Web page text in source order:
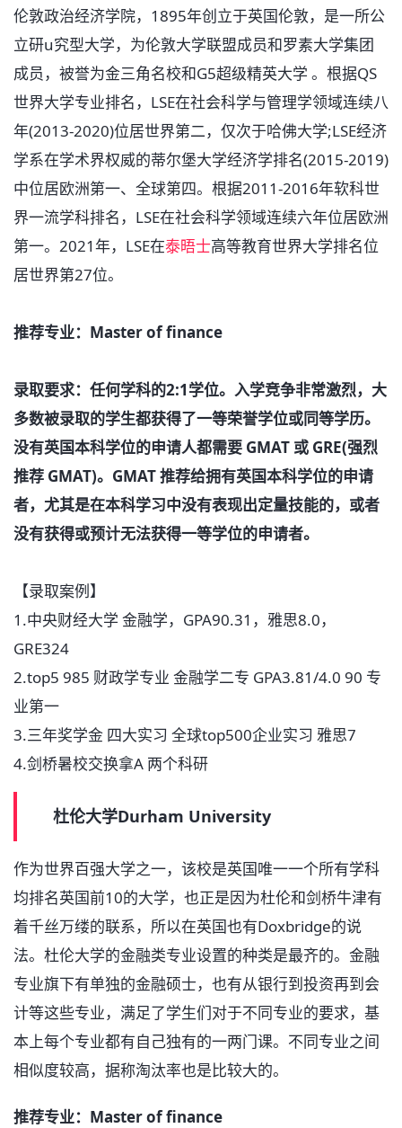
伦敦政治经济学院，1895年创立于英国伦敦，是一所公
立研u究型大学，为伦敦大学联盟成员和罗素大学集团
成员，被誉为金三角名校和G5超级精英大学 。根据QS
世界大学专业排名，LSE在社会科学与管理学领域连续八
年(2013-2020)位居世界第二，仅次于哈佛大学;LSE经济
学系在学术界权威的蒂尔堡大学经济学排名(2015-2019)
中位居欧洲第一、全球第四。根据2011-2016年软科世
界一流学科排名，LSE在社会科学领域连续六年位居欧洲
第一。2021年，LSE在泰晤士高等教育世界大学排名位
居世界第27位。
推荐专业：Master of finance
录取要求：任何学科的2:1学位。入学竞争非常激烈，大
多数被录取的学生都获得了一等荣誉学位或同等学历。
没有英国本科学位的申请人都需要 GMAT 或 GRE(强烈
推荐 GMAT)。GMAT 推荐给拥有英国本科学位的申请
者，尤其是在本科学习中没有表现出定量技能的，或者
没有获得或预计无法获得一等学位的申请者。
【录取案例】
1.中央财经大学 金融学，GPA90.31，雅思8.0，
GRE324
2.top5 985 财政学专业 金融学二专 GPA3.81/4.0 90 专
业第一
3.三年奖学金 四大实习 全球top500企业实习 雅思7
4.剑桥暑校交换拿A 两个科研
杜伦大学Durham University
作为世界百强大学之一，该校是英国唯一一个所有学科
均排名英国前10的大学，也正是因为杜伦和剑桥牛津有
着千丝万缕的联系，所以在英国也有Doxbridge的说
法。杜伦大学的金融类专业设置的种类是最齐的。金融
专业旗下有单独的金融硕士，也有从银行到投资再到会
计等这些专业，满足了学生们对于不同专业的要求，基
本上每个专业都有自己独有的一两门课。不同专业之间
相似度较高，据称淘汰率也是比较大的。
推荐专业：Master of finance